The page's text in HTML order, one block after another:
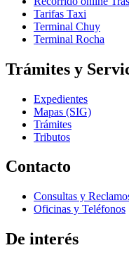
Tarifas Taxi
Terminal Chuy
Terminal Rocha
Trámites y
Expedientes
Mapas (SIG)
Trámites
Tributos
Contacto
Consultas y
Oficinas y Teléfonos
De interés